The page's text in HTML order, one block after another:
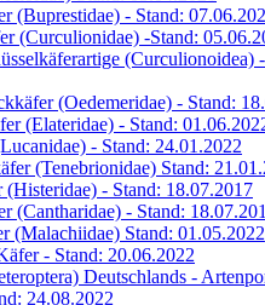
(Buprestidae) - Stand:
(Curculionidae) -Stand:
(Curculionoidea)
(Oedemeridae) - Stand:
(Elateridae) - Stand:
- Stand: 24.01.2022
(Tenebrionidae) Stand:
(Histeridae) - Stand: 18.07.2017
(Cantharidae) - Stand:
(Malachiidae) Stand: 01.05.2022
- Stand: 20.06.2022
Deutschlands -
24.08.2022